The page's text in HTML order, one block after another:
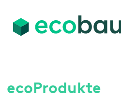
ecoProdukte